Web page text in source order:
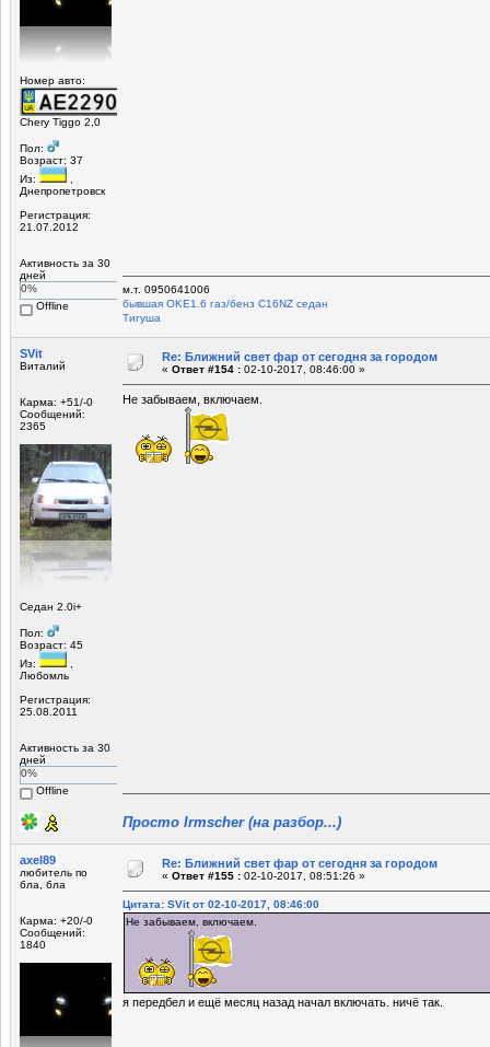
Номер авто:
Chery Tiggo 2,0
Пол:
Возраст: 37
Из:
,
Днепропетровск
Регистрация:
21.07.2012
Активность за 30
дней
0%
Offline
м.т. 0950641006
бывшая OKЕ1.6 газ/бенз C16NZ седан
Tигуша
SVit
Виталий
Карма: +51/-0
Сообщений:
2365
Седан 2.0i+
Пол:
Возраст: 45
Из:
Любомль
Регистрация:
25.08.2011
Активность за 30
дней
0%
Offline
Re: Ближний свет фар от сегодня за городом
« Ответ #154 : 02-10-2017, 08:46:00 »
Не забываем, включаем.
Просто Irmscher (на разбор...)
axel89
любитель по
бла, бла
Карма: +20/-0
Сообщений:
1840
Re: Ближний свет фар от сегодня за городом
« Ответ #155 : 02-10-2017, 08:51:26 »
Цитата: SVit от 02-10-2017, 08:46:00
Не забываем, включаем.
я передбел и ещё месяц назад начал включать. ничё так.